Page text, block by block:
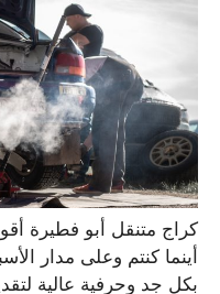
كراج متنقل أبو فطيرة
بكل جد وحرفية عالية